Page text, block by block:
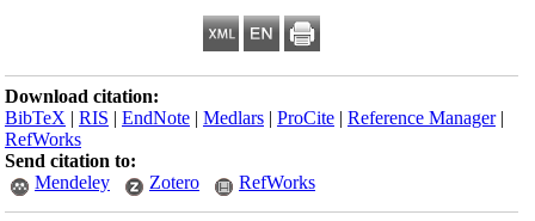
Download citation:
BibTeX |RIS |EndNote |Medlars |ProCite |Reference Manager
RefWorks
Send citation to:
Mendeley
Zotero RefWorks